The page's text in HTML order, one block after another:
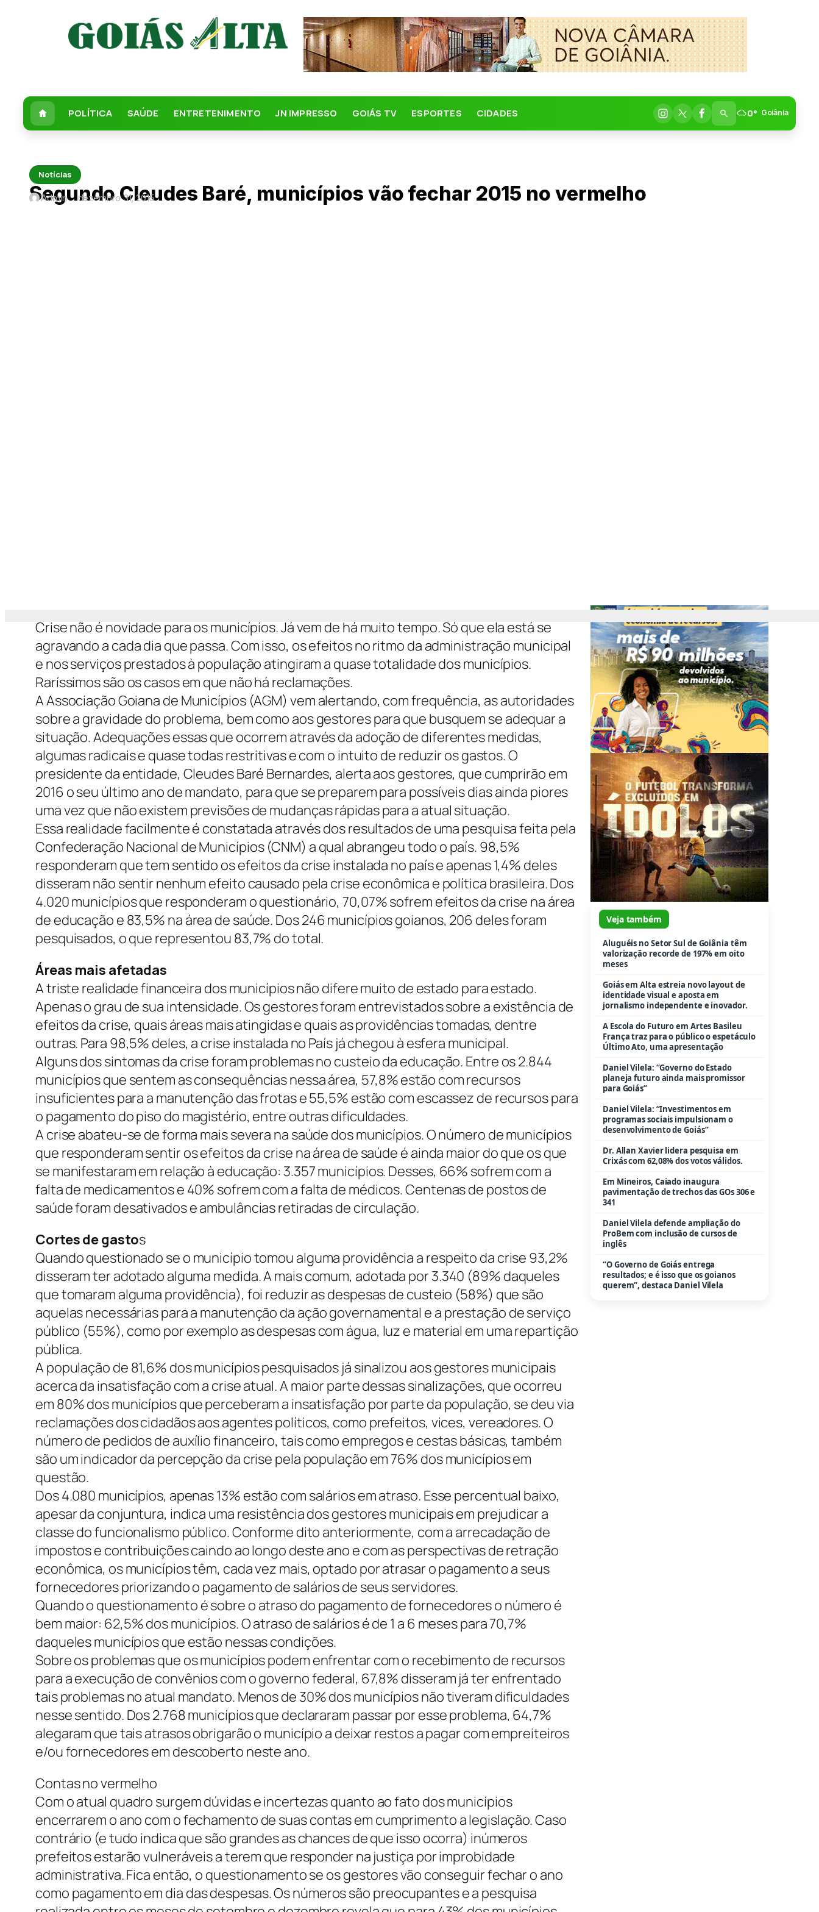
POLÍTICA SAÚDE ENTRETENIMENTO JN IMPRESSO GOIÁS TV ESPORTES CIDADES 0° Goiânia
Notícias
Segundo Cleudes Baré, municípios vão fechar 2015 no vermelho
Admin dezembro 31, 2015
Crise não é novidade para os municípios. Já vem de há muito tempo. Só que ela está se
agravando a cada dia que passa. Com isso, os efeitos no ritmo da administração municipal
e nos serviços prestados à população atingiram a quase totalidade dos municípios.
Raríssimos são os casos em que não há reclamações.
A Associação Goiana de Municípios (AGM) vem alertando, com frequência, as autoridades
sobre a gravidade do problema, bem como aos gestores para que busquem se adequar a
situação. Adequações essas que ocorrem através da adoção de diferentes medidas,
algumas radicais e quase todas restritivas e com o intuito de reduzir os gastos. O
presidente da entidade, Cleudes Baré Bernardes, alerta aos gestores, que cumprirão em
2016 o seu último ano de mandato, para que se preparem para possíveis dias ainda piores
uma vez que não existem previsões de mudanças rápidas para a atual situação.
Essa realidade facilmente é constatada através dos resultados de uma pesquisa feita pela
Confederação Nacional de Municípios (CNM) a qual abrangeu todo o país. 98,5%
responderam que tem sentido os efeitos da crise instalada no país e apenas 1,4% deles
disseram não sentir nenhum efeito causado pela crise econômica e política brasileira. Dos
4.020 municípios que responderam o questionário, 70,07% sofrem efeitos da crise na área
de educação e 83,5% na área de saúde. Dos 246 municípios goianos, 206 deles foram
pesquisados, o que representou 83,7% do total.
Áreas mais afetadas
A triste realidade financeira dos municípios não difere muito de estado para estado.
Apenas o grau de sua intensidade. Os gestores foram entrevistados sobre a existência de
efeitos da crise, quais áreas mais atingidas e quais as providências tomadas, dentre
outras. Para 98,5% deles, a crise instalada no País já chegou à esfera municipal.
Alguns dos sintomas da crise foram problemas no custeio da educação. Entre os 2.844
municípios que sentem as consequências nessa área, 57,8% estão com recursos
insuficientes para a manutenção das frotas e 55,5% estão com escassez de recursos para
o pagamento do piso do magistério, entre outras dificuldades.
A crise abateu-se de forma mais severa na saúde dos municípios. O número de municípios
que responderam sentir os efeitos da crise na área de saúde é ainda maior do que os que
se manifestaram em relação à educação: 3.357 municípios. Desses, 66% sofrem com a
falta de medicamentos e 40% sofrem com a falta de médicos. Centenas de postos de
saúde foram desativados e ambulâncias retiradas de circulação.
Cortes de gastos
Quando questionado se o município tomou alguma providência a respeito da crise 93,2%
disseram ter adotado alguma medida. A mais comum, adotada por 3.340 (89% daqueles
que tomaram alguma providência), foi reduzir as despesas de custeio (58%) que são
aquelas necessárias para a manutenção da ação governamental e a prestação de serviço
público (55%), como por exemplo as despesas com água, luz e material em uma repartição
pública.
A população de 81,6% dos municípios pesquisados já sinalizou aos gestores municipais
acerca da insatisfação com a crise atual. A maior parte dessas sinalizações, que ocorreu
em 80% dos municípios que perceberam a insatisfação por parte da população, se deu via
reclamações dos cidadãos aos agentes políticos, como prefeitos, vices, vereadores. O
número de pedidos de auxílio financeiro, tais como empregos e cestas básicas, também
são um indicador da percepção da crise pela população em 76% dos municípios em
questão.
Dos 4.080 municípios, apenas 13% estão com salários em atraso. Esse percentual baixo,
apesar da conjuntura, indica uma resistência dos gestores municipais em prejudicar a
classe do funcionalismo público. Conforme dito anteriormente, com a arrecadação de
impostos e contribuições caindo ao longo deste ano e com as perspectivas de retração
econômica, os municípios têm, cada vez mais, optado por atrasar o pagamento a seus
fornecedores priorizando o pagamento de salários de seus servidores.
Quando o questionamento é sobre o atraso do pagamento de fornecedores o número é
bem maior: 62,5% dos municípios. O atraso de salários é de 1 a 6 meses para 70,7%
daqueles municípios que estão nessas condições.
Sobre os problemas que os municípios podem enfrentar com o recebimento de recursos
para a execução de convênios com o governo federal, 67,8% disseram já ter enfrentado
tais problemas no atual mandato. Menos de 30% dos municípios não tiveram dificuldades
nesse sentido. Dos 2.768 municípios que declararam passar por esse problema, 64,7%
alegaram que tais atrasos obrigarão o município a deixar restos a pagar com empreiteiros
e/ou fornecedores em descoberto neste ano.
Contas no vermelho
Com o atual quadro surgem dúvidas e incertezas quanto ao fato dos municípios
encerrarem o ano com o fechamento de suas contas em cumprimento a legislação. Caso
contrário (e tudo indica que são grandes as chances de que isso ocorra) inúmeros
prefeitos estarão vulneráveis a terem que responder na justiça por improbidade
administrativa. Fica então, o questionamento se os gestores vão conseguir fechar o ano
como pagamento em dia das despesas. Os números são preocupantes e a pesquisa
Veja também
Aluguéis no Setor Sul de Goiânia têm
valorização recorde de 197% em oito
meses
Goiás em Alta estreia novo layout de
identidade visual e aposta em
jornalismo independente e inovador.
A Escola do Futuro em Artes Basileu
França traz para o público o espetáculo
Último Ato, uma apresentação
Daniel Vilela: “Governo do Estado
planeja futuro ainda mais promissor
para Goiás”
Daniel Vilela: “Investimentos em
programas sociais impulsionam o
desenvolvimento de Goiás”
Dr. Allan Xavier lidera pesquisa em
Crixás com 62,08% dos votos válidos.
Em Mineiros, Caiado inaugura
pavimentação de trechos das GOs 306 e
341
Daniel Vilela defende ampliação do
ProBem com inclusão de cursos de
inglês
“O Governo de Goiás entrega
resultados; e é isso que os goianos
querem”, destaca Daniel Vilela